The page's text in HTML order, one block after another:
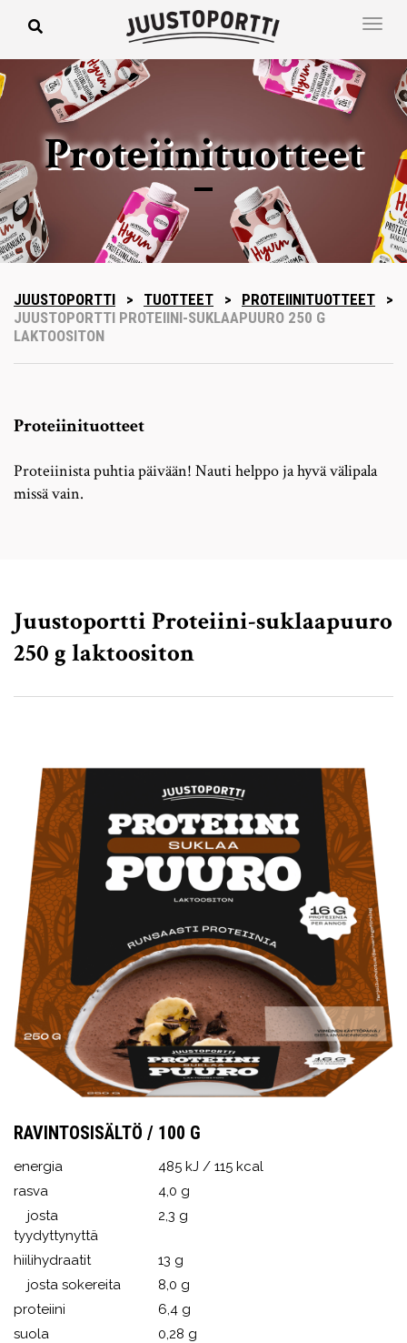
Proteiinituotteet
JUUSTOPORTTI > TUOTTEET > PROTEIINITUOTTEET
>
JUUSTOPORTTI PROTEIINI-SUKLAAPUURO 250 G
LAKTOOSITON
Proteiinituotteet
Proteiinista puhtia päivään! Nauti helppo ja hyvä välipala
missä vain.
Juustoportti Proteiini-suklaapuuro
250 g laktoositon
RAVINTOSISÄLTÖ / 100 G
energia
485 kJ / 115 kcal
rasva
4,0 g
josta
tyydyttynyttä
2,3 g
hiilihydraatit
13 g
josta sokereita
8,0 g
proteiini
6,4 g
suola
0,28 g